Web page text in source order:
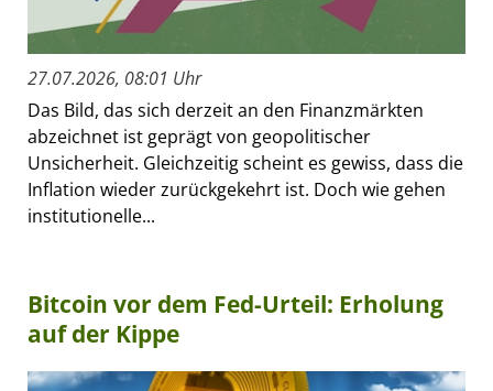
27.07.2026, 08:01 Uhr
Das Bild, das sich derzeit an den Finanzmärkten
abzeichnet ist geprägt von geopolitischer
Unsicherheit. Gleichzeitig scheint es gewiss, dass die
Inflation wieder zurückgekehrt ist. Doch wie gehen
institutionelle...
Bitcoin vor dem Fed-Urteil: Erholung
auf der Kippe